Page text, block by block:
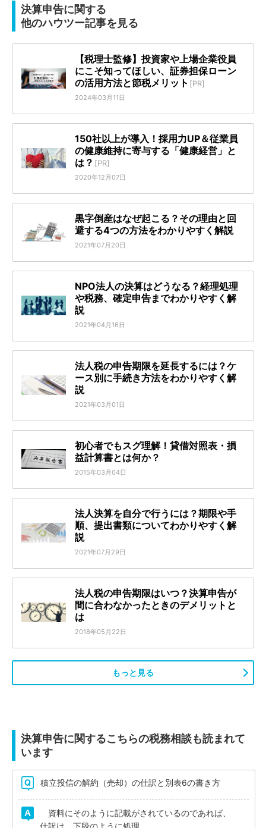
決算申告に関する
他のハウツー記事を見る
【税理士監修】投資家や上場企業役員
にこそ知ってほしい、証券担保ローン
の活用方法と節税メリット [PR]
2024年03月11日
150社以上が導入！採用力UP＆従業員
の健康維持に寄与する「健康経営」と
は？ [PR]
2020年12月07日
黒字倒産はなぜ起こる？その理由と回
避する4つの方法をわかりやすく解説
2021年07月20日
NPO法人の決算はどうなる？経理処理
や税務、確定申告までわかりやすく解
説
2021年04月16日
法人税の申告期限を延長するには？ケ
ース別に手続き方法をわかりやすく解
説
2021年03月01日
初心者でもスグ理解！貸借対照表・損
益計算書とは何か？
2015年03月04日
法人決算を自分で行うには？期限や手
順、提出書類についてわかりやすく解
説
2021年07月29日
法人税の申告期限はいつ？決算申告が
間に合わなかったときのデメリットと
は
2018年05月22日
もっと見る
決算申告に関するこちらの税務相談も読まれて
います
積立投信の解約（売却）の仕訳と別表6の書き方
資料にそのように記載がされているのであれば、
仕訳は、下段のように処理...